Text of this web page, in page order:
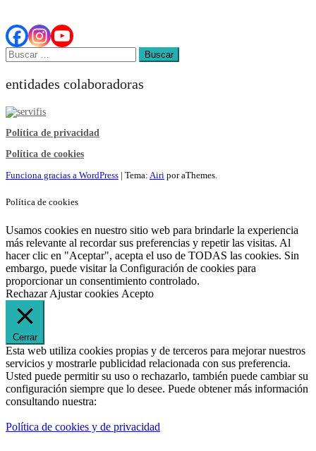
Buscar:
entidades colaboradoras
Política de privacidad
Política de cookies
Funciona gracias a WordPress | Tema: Airi por aThemes.
Política de cookies
Usamos cookies en nuestro sitio web para brindarle la experiencia
más relevante al recordar sus preferencias y repetir las visitas. Al
hacer clic en "Aceptar", acepta el uso de TODAS las cookies. Sin
embargo, puede visitar la Configuración de cookies para
proporcionar un consentimiento controlado.
Rechazar Ajustar cookies Acepto
Cerrar
Esta web utiliza cookies propias y de terceros para mejorar nuestros
servicios y mostrarle publicidad relacionada con sus preferencia.
Usted puede permitir su uso o rechazarlo, también puede cambiar su
configuración siempre que lo desee. Puede obtener más información
consultando nuestra:
Política de cookies y de privacidad